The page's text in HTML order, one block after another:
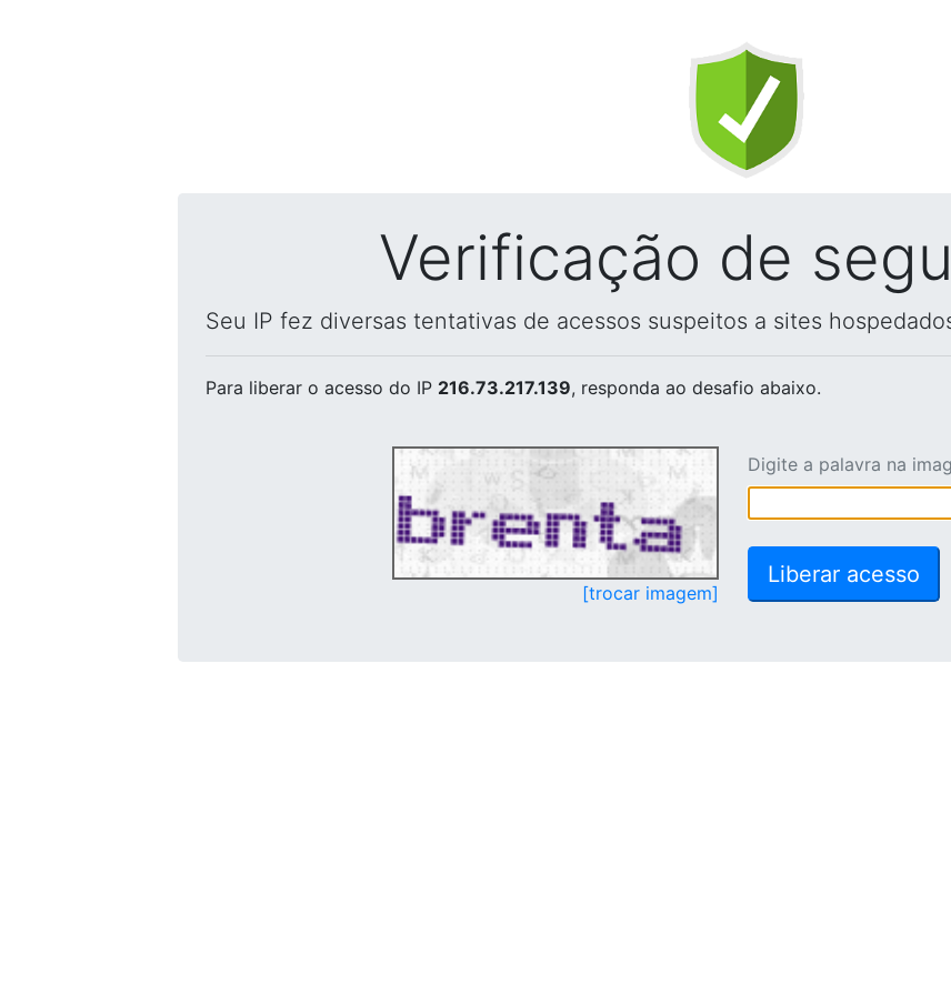
Verificação de
Seu IP fez diversas tentativas de acessos suspeitos a sites
Para liberar o acesso do IP 216.73.217.139, responda ao desafio abaixo.
[trocar imagem]
Digite a palavra na